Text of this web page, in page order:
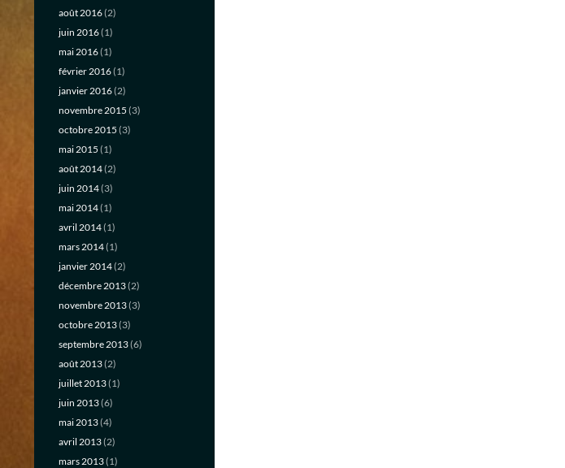
août 2016(2)
juin 2016(1)
mai 2016(1)
février 2016(1)
janvier 2016(2)
novembre 2015 (3)
octobre 2015 (3)
mai 2015 (1)
août 2014(2)
juin 2014(3)
mai 2014(1)
avril 2014(1)
mars 2014(1)
janvier 2014(2)
décembre 2013(2)
novembre 2013(3)
octobre 2013(3)
septembre 2013(6)
août 2013(2)
juillet 2013(1)
juin 2013(6)
mai 2013(4)
avril 2013(2)
mars 2013(1)